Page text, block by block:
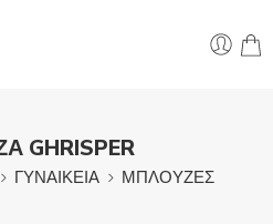
GHRISPER
ΓΥΝΑΙΚΕΙΑ ΜΠΛΟΥΖΕΣ